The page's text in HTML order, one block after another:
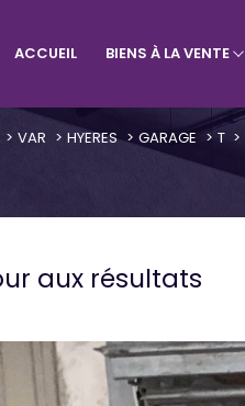
ACCUEIL BIENS À LA VENTE
nous ?
VAR HYERES GARAGE T
aux résultats